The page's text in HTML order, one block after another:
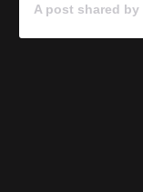
A post shared by